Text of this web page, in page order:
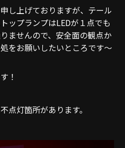
し上げておりますが、テール
ップランプはLEDが１点でも
ませんので、安全面の観点か
をお願いしたいところです～
！
点灯箇所があります。